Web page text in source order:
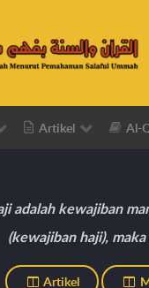
Artikel Al-
adalah kewajiban
(kewajiban haji),
Artikel